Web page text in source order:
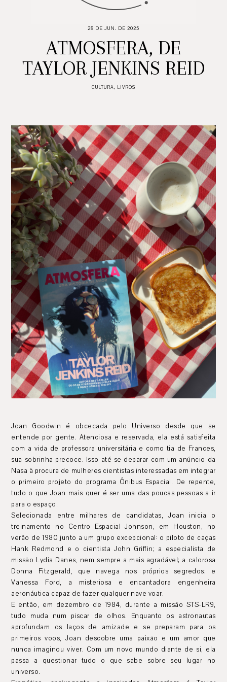
28 DE JUN. DE 2025
ATMOSFERA, DE
TAYLOR JENKINS REID
CULTURA, LIVROS
Joan Goodwin é obcecada pelo Universo desde que se
entende por gente. Atenciosa e reservada, ela está satisfeita
com a vida de professora universitária e como tia de Frances,
sua sobrinha precoce. Isso até se deparar com um anúncio da
Nasa à procura de mulheres cientistas interessadas em integrar
o primeiro projeto do programa Ônibus Espacial. De repente,
tudo o que Joan mais quer é ser uma das poucas pessoas a ir
para o espaço.
Selecionada entre milhares de candidatas, Joan inicia o
treinamento no Centro Espacial Johnson, em Houston, no
verão de 1980 junto a um grupo excepcional: o piloto de caças
Hank Redmond e o cientista John Griffin; a especialista de
missão Lydia Danes, nem sempre a mais agradável; a calorosa
Donna Fitzgerald, que navega nos próprios segredos; e
Vanessa Ford, a misteriosa e encantadora engenheira
aeronáutica capaz de fazer qualquer nave voar.
E então, em dezembro de 1984, durante a missão STS-LR9,
tudo muda num piscar de olhos. Enquanto os astronautas
aprofundam os laços de amizade e se preparam para os
primeiros voos, Joan descobre uma paixão e um amor que
nunca imaginou viver. Com um novo mundo diante de si, ela
passa a questionar tudo o que sabe sobre seu lugar no
universo.